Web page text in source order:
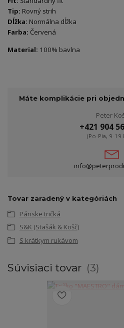
Tip: Rovný strih
Dĺžka: Normálna dĺžka
Farba: Červená
Material: 100% bavlna
Máte komplikácie pri
Peter
+421 904
(Po-Pia, 9-19
Tovar zaradený v kategóriách
Pánske tričká
S&K (Stašák & Košč)
S krátkym rukávom
Súvisiaci tovar 3